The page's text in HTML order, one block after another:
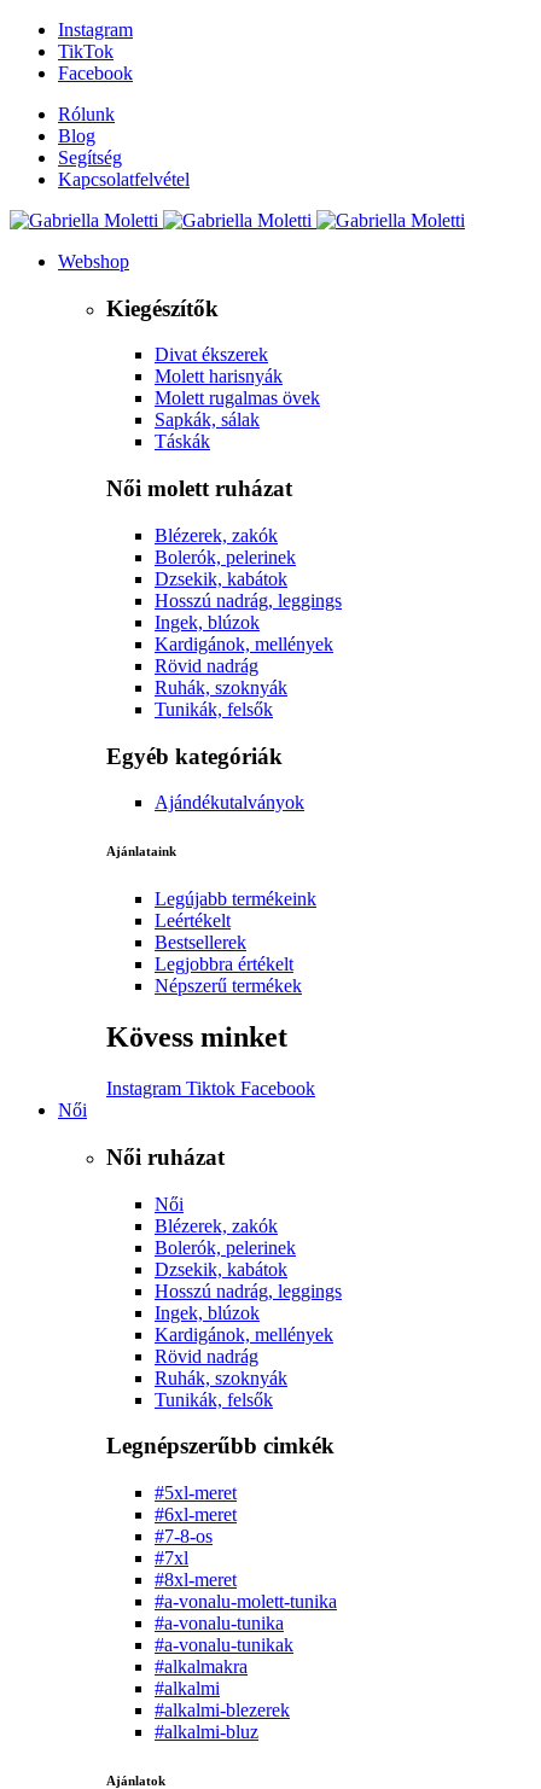
Instagram
TikTok
Facebook
Rólunk
Blog
Segítség
Kapcsolatfelvétel
Webshop
Kiegészítők
Divat ékszerek
Molett harisnyák
Molett rugalmas övek
Sapkák, sálak
Táskák
Női molett ruházat
Blézerek, zakók
Bolerók, pelerinek
Dzsekik, kabátok
Hosszú nadrág, leggings
Ingek, blúzok
Kardigánok, mellények
Rövid nadrág
Ruhák, szoknyák
Tunikák, felsők
Egyéb kategóriák
Ajándékutalványok
Ajánlataink
Legújabb termékeink
Leértékelt
Bestsellerek
Legjobbra értékelt
Népszerű termékek
Kövess minket
Instagram Tiktok Facebook
Női
Női ruházat
Női
Blézerek, zakók
Bolerók, pelerinek
Dzsekik, kabátok
Hosszú nadrág, leggings
Ingek, blúzok
Kardigánok, mellények
Rövid nadrág
Ruhák, szoknyák
Tunikák, felsők
Legnépszerűbb cimkék
#5xl-meret
#6xl-meret
#7-8-os
#7xl
#8xl-meret
#a-vonalu-molett-tunika
#a-vonalu-tunika
#a-vonalu-tunikak
#alkalmakra
#alkalmi
#alkalmi-blezerek
#alkalmi-bluz
Ajánlatok